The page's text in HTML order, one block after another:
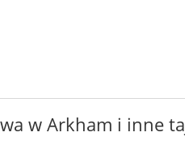
w Arkham i inne